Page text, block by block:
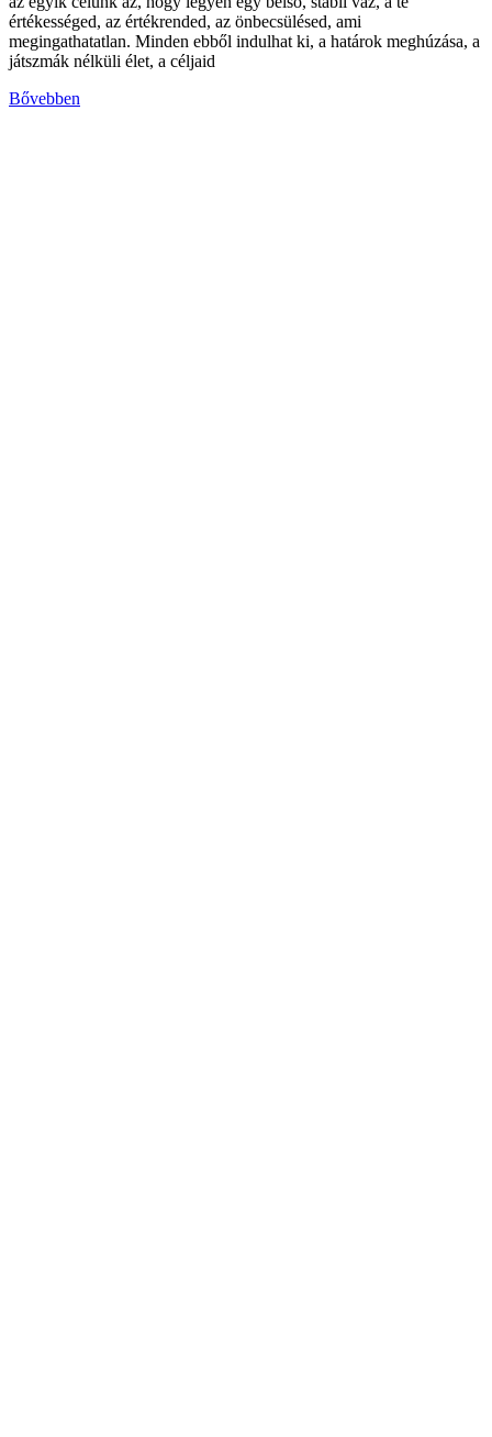
értékességed, az értékrended, az önbecsülésed, ami
megingathatatlan. Minden ebből indulhat ki, a határok meghúzása, a
játszmák nélküli élet, a céljaid
Bővebben